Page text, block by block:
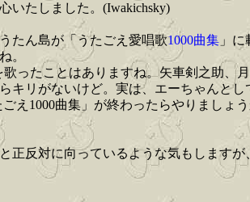
いたしました。(Iwakichsky)
たん島が「うたごえ愛唱歌1000曲集 」
。
ったことはありますね。矢車剣之助、
キリがないけど。実は、エーちゃんと
え1000曲集」が終わったらやりましょう
反対に向っているような気もします